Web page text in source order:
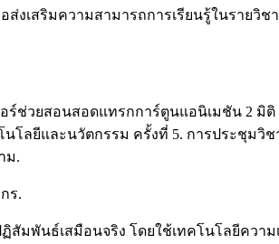
เสริมความสามารถการเรียนรู้ในรายวิ
ช่วยสอนสอดแทรกการ์ตูนแอนิเมชัน 2 มิติ
โลยีและนวัตกรรม ครั้งที่ 5. การประชุม
ม.
ร.
พันธ์เสมือนจริง โดยใช้เทคโนโลยีความ